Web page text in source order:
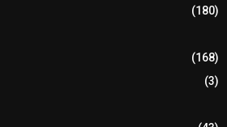
(180)
(168)
(3)